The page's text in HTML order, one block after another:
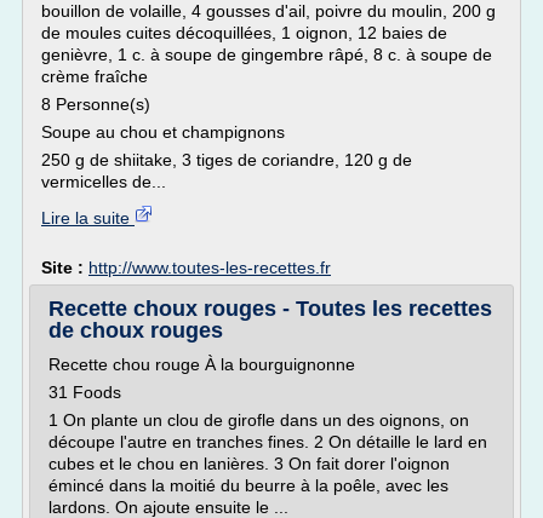
bouillon de volaille, 4 gousses d'ail, poivre du moulin, 200 g
de moules cuites décoquillées, 1 oignon, 12 baies de
genièvre, 1 c. à soupe de gingembre râpé, 8 c. à soupe de
crème fraîche
8 Personne(s)
Soupe au chou et champignons
250 g de shiitake, 3 tiges de coriandre, 120 g de
vermicelles de...
Lire la suite
Site : http://www.toutes-les-recettes.fr
Recette choux rouges - Toutes les recettes
de choux rouges
Recette chou rouge À la bourguignonne
31 Foods
1 On plante un clou de girofle dans un des oignons, on
découpe l'autre en tranches fines. 2 On détaille le lard en
cubes et le chou en lanières. 3 On fait dorer l'oignon
émincé dans la moitié du beurre à la poêle, avec les
lardons. On ajoute ensuite le ...